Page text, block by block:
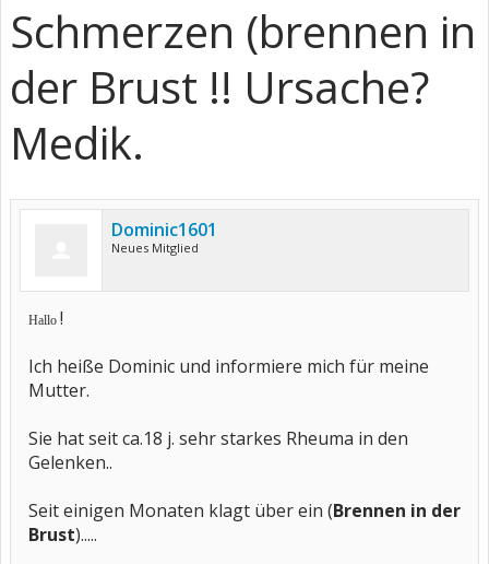
Schmerzen (brennen in
der Brust !! Ursache?
Medik.
Dominic1601
Neues Mitglied
Hallo !
Ich heiße Dominic und informiere mich für meine
Mutter.
Sie hat seit ca.18 j. sehr starkes Rheuma in den
Gelenken..
Seit einigen Monaten klagt über ein (Brennen in der
Brust).....